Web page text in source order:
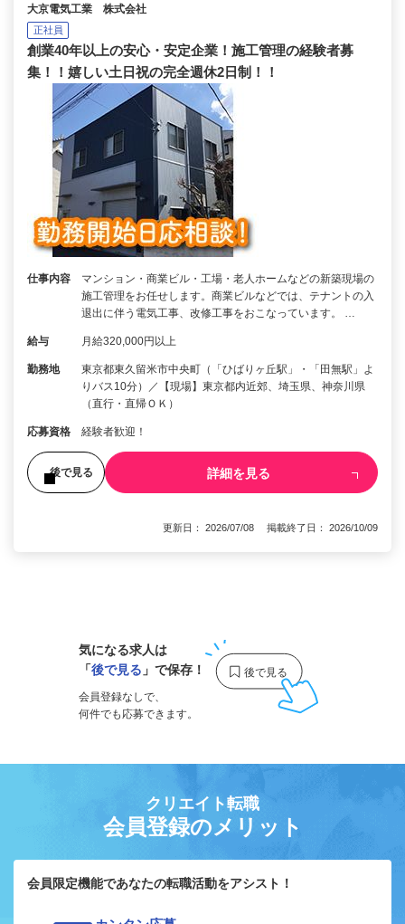
大京電気工業 株式会社
正社員
創業40年以上の安心・安定企業！施工管理の経験者募
集！！嬉しい土日祝の完全週休2日制！！
仕事内容
マンション・商業ビル・工場・老人ホームなどの新築現場の
施工管理をお任せします。商業ビルなどでは、テナントの入
退出に伴う電気工事、改修工事をおこなっています。 …
給与 月給320,000円以上
勤務地
東京都東久留米市中央町（「ひばりヶ丘駅」・「田無駅」よ
りバス10分）／【現場】東京都内近郊、埼玉県、神奈川県
（直行・直帰ＯＫ）
応募資格 経験者歓迎！
後で見る 詳細を見る
更新日： 2026/07/08 掲載終了日： 2026/10/09
気になる求人は
「後で見る 」で保存！
会員登録なしで、
何件でも応募できます。
クリエイト転職
会員登録のメリット
会員限定機能であなたの転職活動をアシスト！